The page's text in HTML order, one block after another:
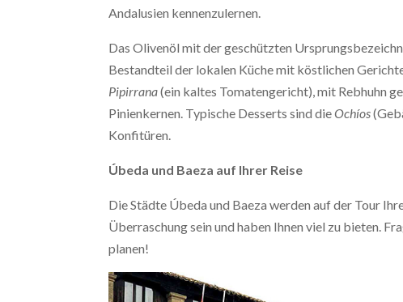
Andalusien kennenzulernen.
Das Olivenöl mit der geschützten
Bestandteil der lokalen Küche mit köstlichen
Pipirrana(ein kaltes Tomatengericht), mit Rebhuhn
Pinienkernen. Typische Desserts sind dieOchíos
Konfitüren.
Úbeda und Baeza auf Ihrer Reise
Die Städte Úbeda und Baeza werden auf der Tour
Überraschung sein und haben Ihnen viel zu bieten.
planen!